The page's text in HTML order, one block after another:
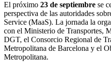
El próximo 23 de septiembre se
perspectiva de las autoridades
Service (MaaS). La jornada la
con el Ministerio de Transportes,
DGT, el Consorcio Regional de
Metropolitana de Barcelona y el
Metropolitana.